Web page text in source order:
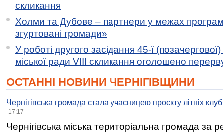
скликання
Холми та Дубове – партнери у межах
згуртовані громади»
У роботі другого засідання 45-ї (позачергової)
міської ради VIII скликання оголошено
ОСТАННІ НОВИНИ ЧЕРНІГІВЩИНИ
Чернігівська громада стала учасницею проєкту літніх
17:17
Чернігівська міська територіальна громада за